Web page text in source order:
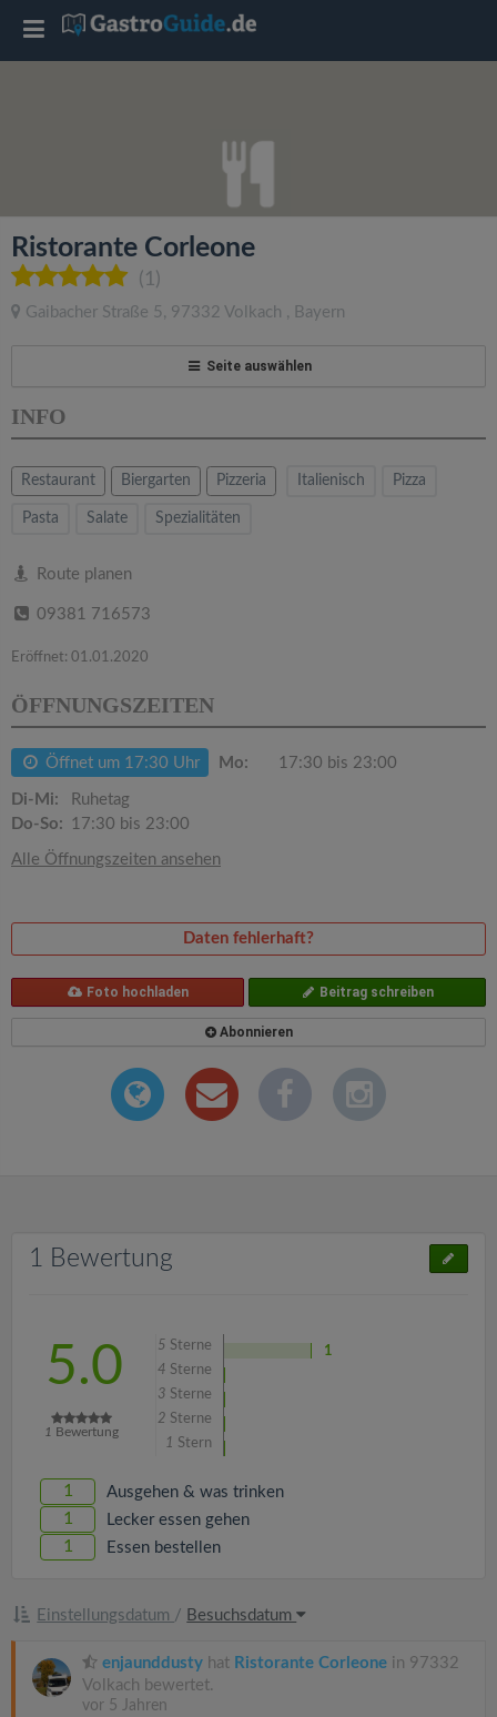
Ristorante Corleone
(1)
Gaibacher Straße 5 , 97332 Volkach , Bayern
Seite auswählen
INFO
Restaurant Biergarten Pizzeria Italienisch Pizza
Pasta Salate Spezialitäten
Route planen
09381 716573
Eröffnet: 01.01.2020
ÖFFNUNGSZEITEN
Öffnet um 17:30 Uhr Mo: 17:30 bis 23:00
Di-Mi:
Ruhetag
Do-So:
17:30 bis 23:00
Alle Öffnungszeiten ansehen
Daten fehlerhaft?
Foto hochladen Beitrag schreiben
Abonnieren
1 Bewertung
5.0
1 Bewertung
5 Sterne
1
4 Sterne
3 Sterne
2 Sterne
1 Stern
1 Ausgehen & was trinken
1 Lecker essen gehen
1 Essen bestellen
Einstellungsdatum / Besuchsdatum
enjaunddusty hat Ristorante Corleone in 97332
Volkach bewertet.
vor 5 Jahren
T
l
e
a
v
g
t
i
o